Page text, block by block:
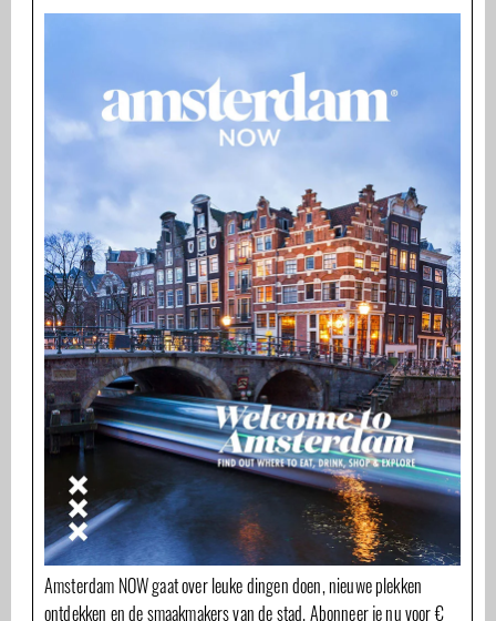
Amsterdam NOW gaat over leuke dingen doen, nieuwe plekken
ontdekken en de smaakmakers van de stad. Abonneer je nu voor €